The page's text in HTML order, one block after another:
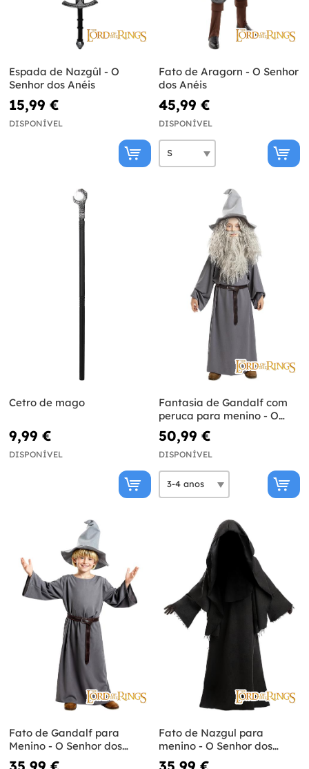
Espada de Nazgûl - O
Senhor dos Anéis
15,99 €
DISPONÍVEL
Fato de Aragorn - O Senhor
dos Anéis
45,99 €
DISPONÍVEL
Cetro de mago
9,99 €
DISPONÍVEL
Fantasia de Gandalf com
peruca para menino - O
Senhor dos Anéis
50,99 €
DISPONÍVEL
Fato de Gandalf para
Menino - O Senhor dos
Anéis
Fato de Nazgul para
menino - O Senhor dos
Anéis